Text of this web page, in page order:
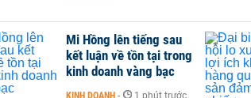
Mi Hồng lên tiếng sau
kết luận về tồn tại trong
kinh doanh vàng bạc
KINH DOANH - 1 phút trước